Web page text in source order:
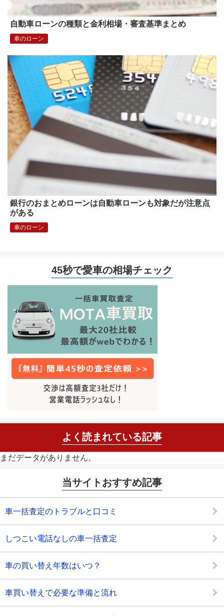
自動車ローンの種類と金利相場・審査基準まとめ
車のローン
銀行のおまとめローンは自動車ローンも対象だが注意点
がある
車のローン
45秒で愛車の相場チェック
よく読まれている記事
まだデータがありません。
当サイトおすすめ記事
車一括査定のトラブルと口コミ
しつこい電話なしの車一括査定
車の買い替え年数はいつ？
車買い替えで必要な準備と流れ